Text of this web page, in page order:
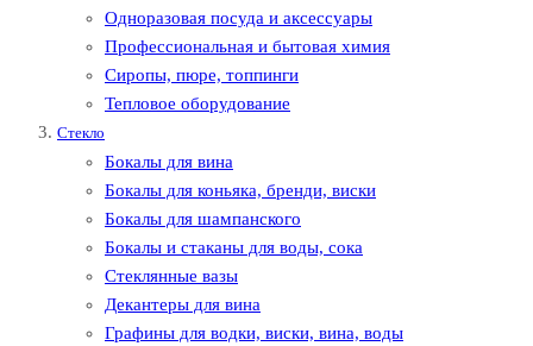
Одноразовая посуда и аксессуары
Профессиональная и бытовая химия
Сиропы, пюре, топпинги
Тепловое оборудование
Стекло
Бокалы для вина
Бокалы для коньяка, бренди, виски
Бокалы для шампанского
Бокалы и стаканы для воды, сока
Стеклянные вазы
Декантеры для вина
Графины для водки, виски, вина, воды